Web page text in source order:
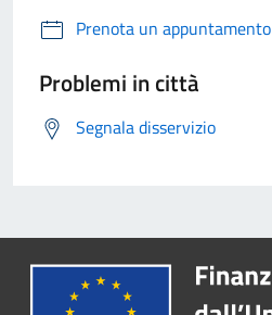
Prenota un appuntamento
Problemi in città
Segnala disservizio